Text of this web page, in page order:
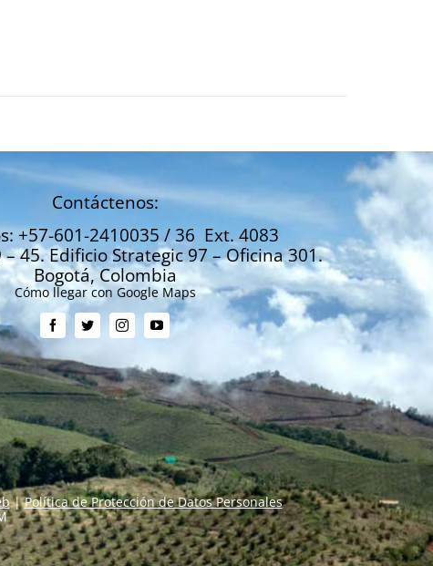
Contáctenos:
+57-601-2410035 / 36 Ext. 4083
– 45. Edificio Strategic 97 – Oficina 301.
Bogotá, Colombia
Cómo llegar con Google Maps
|Política de Protección de Datos Personales